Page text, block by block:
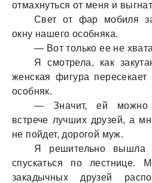
отмахнуться от меня и
Свет от фар мобиля
окну нашего особняка.
— Вот только ее не
Я смотрела, как
женская фигура
особняк.
— Значит, ей можно
встрече лучших друзей, а
не пойдет, дорогой муж.
Я решительно вышла
спускаться по
закадычных друзей